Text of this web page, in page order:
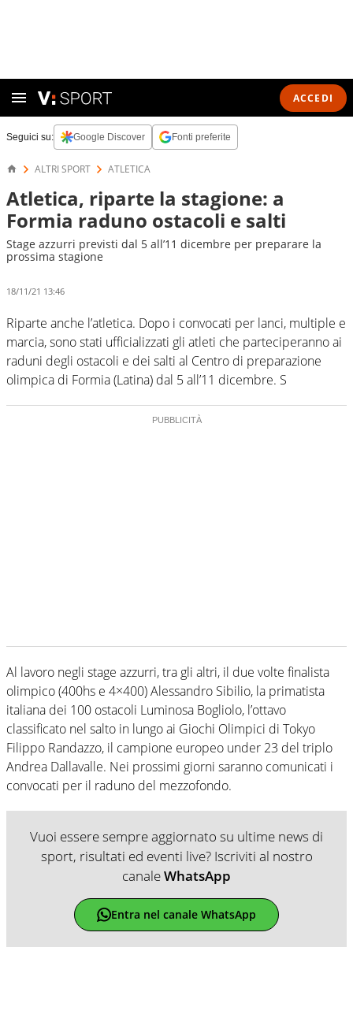
ACCEDI
Seguici su: Google Discover Fonti preferite
ALTRI SPORT ATLETICA
Atletica, riparte la stagione: a
Formia raduno ostacoli e salti
Stage azzurri previsti dal 5 all’11 dicembre per preparare la
prossima stagione
18/11/21 13:46
Riparte anche l’atletica. Dopo i convocati per lanci, multiple e
marcia, sono stati ufficializzati gli atleti che parteciperanno ai
raduni degli ostacoli e dei salti al Centro di preparazione
olimpica di Formia (Latina) dal 5 all’11 dicembre. S
Al lavoro negli stage azzurri, tra gli altri, il due volte finalista
olimpico (400hs e 4×400) Alessandro Sibilio, la primatista
italiana dei 100 ostacoli Luminosa Bogliolo, l’ottavo
classificato nel salto in lungo ai Giochi Olimpici di Tokyo
Filippo Randazzo, il campione europeo under 23 del triplo
Andrea Dallavalle. Nei prossimi giorni saranno comunicati i
convocati per il raduno del mezzofondo.
Vuoi essere sempre aggiornato su ultime news di
sport, risultati ed eventi live? Iscriviti al nostro
canaleWhatsApp
Entra nel canale WhatsApp